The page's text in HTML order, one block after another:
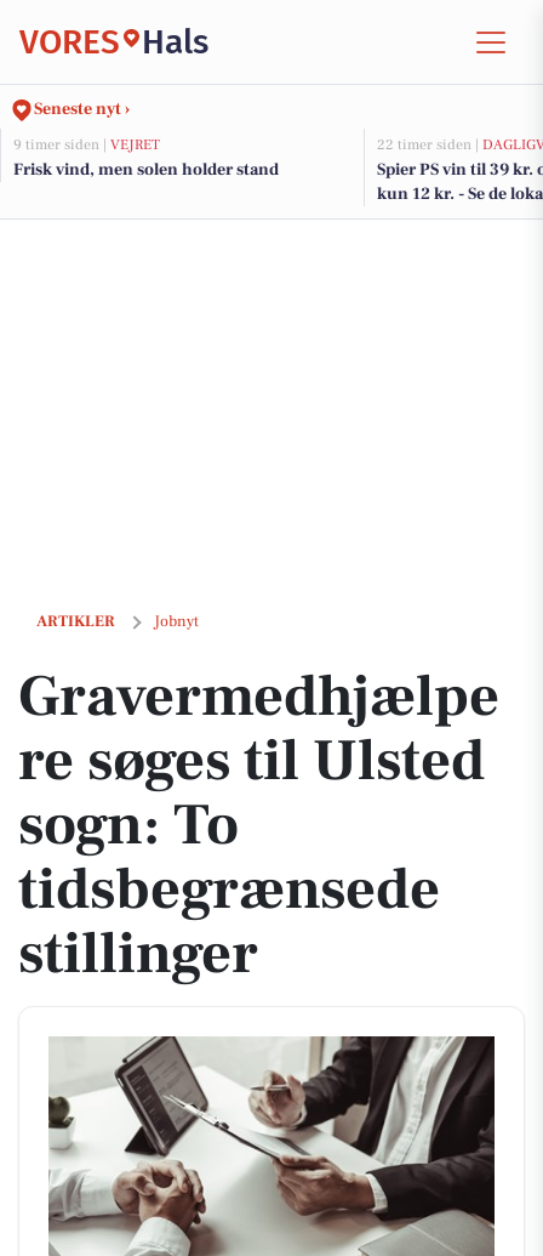
VORES Hals
Seneste nyt ›
9 timer siden | VEJRET
Frisk vind, men solen holder stand
22 timer siden |
Spier PS vin til 39
kun 12 kr. - Se de
DagliBrugsen
ARTIKLER Jobnyt
Gravermedhjælpere søges til Ulsted sogn: To tidsbegrænsede
Gravermedhjælpe
re søges til Ulsted
sogn: To
tidsbegrænsede
stillinger